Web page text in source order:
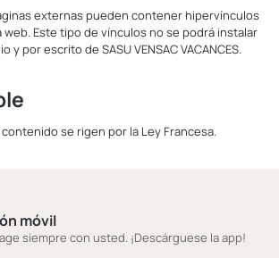
externas pueden contener hipervínculos
Este tipo de vínculos no se podrá instalar
y por escrito de SASU VENSAC VACANCES.
se rigen por la Ley Francesa.
móvil
siempre con usted. ¡Descárguese la app!